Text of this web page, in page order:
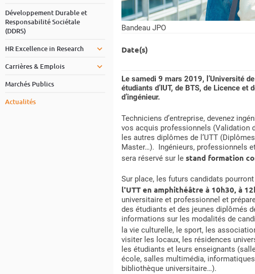
Développement Durable et
Responsabilité Sociétale
(DDRS)
HR Excellence in Research
Carrières & Emplois
Marchés Publics
Actualités
Bandeau JPO
Date(s)
Le samedi 9 mars 2019, l’Université
étudiants d’IUT, de BTS, de Licence
d’ingénieur.
Techniciens d’entreprise, devenez
vos acquis professionnels (Validation
les autres diplômes de l’UTT
Master…). Ingénieurs, professionnels
sera réservé sur le stand formation
Sur place, les futurs candidats
l'UTT en amphithéâtre à 10h30, à
universitaire et professionnel et
des étudiants et des jeunes diplômés
informations sur les modalités de
la vie culturelle, le sport, les
visiter les locaux, les résidences
les étudiants et leurs enseignants
école, salles multimédia,
bibliothèque universitaire…).